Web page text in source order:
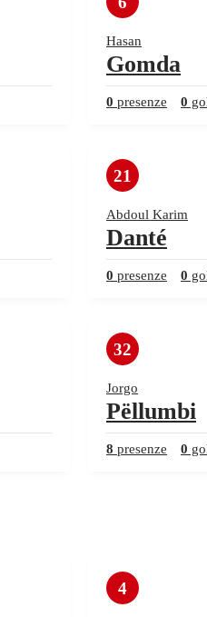
Hasan
Gomda
0 presenze 0
21
Abdoul Karim
Danté
0 presenze 0
32
Jorgo
Pëllumbi
8 presenze 0
4